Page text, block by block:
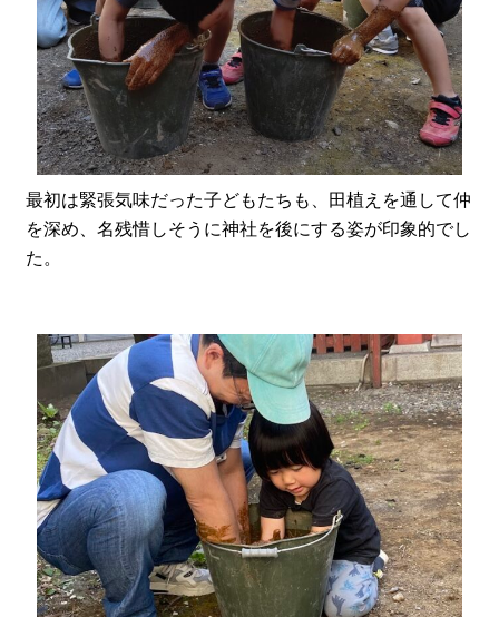
最初は緊張気味だった子どもたちも、田植えを通して仲
を深め、名残惜しそうに神社を後にする姿が印象的でし
た。